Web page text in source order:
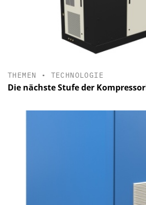
THEMEN • TECHNOLOGIE
Die nächste Stufe der